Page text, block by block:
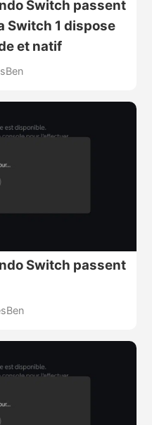
Switch passent
Switch 1 dispose
et natif
Switch passent